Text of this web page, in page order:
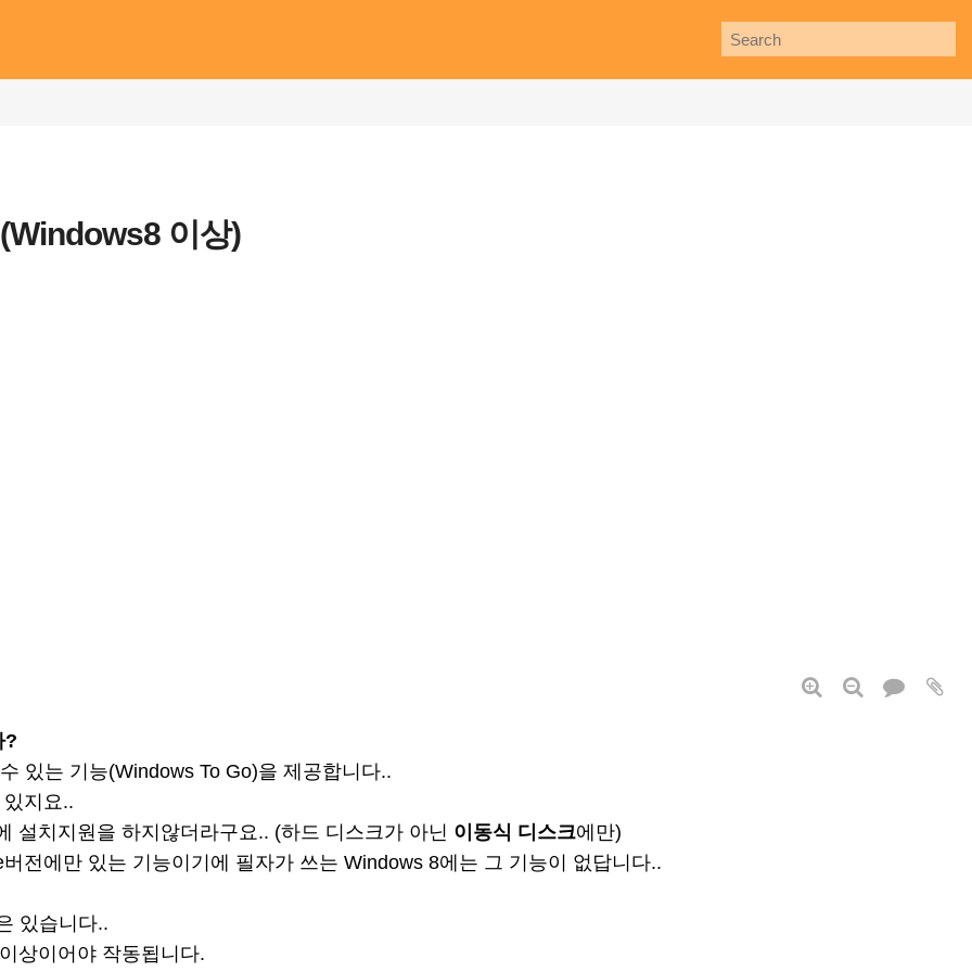
이상)
?
있는 기능(Windows To Go)을 제공합니다..
지요..
설치지원을 하지않더라구요.. (하드 디스크가 아닌 이동식 디스크에만)
전에만 있는 기능이기에 필자가 쓰는 Windows 8에는 그 기능이 없답니다..
있습니다..
상이어야 작동됩니다.